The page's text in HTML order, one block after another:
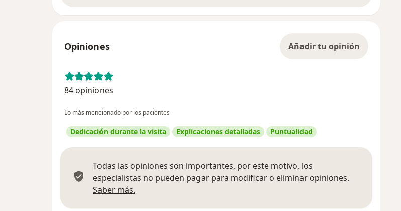
Opiniones Añadir tu opinión
84 opiniones
Lo más mencionado por los pacientes
Dedicación durante la visita Explicaciones detalladas Puntualidad
Todas las opiniones son importantes, por este motivo, los
especialistas no pueden pagar para modificar o eliminar opiniones.
Saber más.